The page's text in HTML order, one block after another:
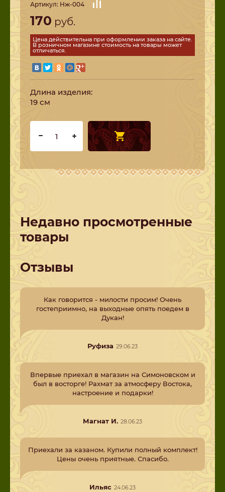
Отзывы
Как говорится - милости просим! Очень
гостеприимно, на выходные опять поедем в
Дукан!
Руфиза 29.06.23
Впервые приехал в магазин на Симоновском и
был в восторге! Рахмат за атмосферу Востока,
настроение и подарки!
Магнат И. 28.06.23
Приехали за казаном. Купили полный комплект!
Цены очень приятные. Спасибо.
Ильяс 24.06.23
Артикул: Нж-004
170 руб.
Цена действительна при оформлении заказа на сайте.
В розничном магазине стоимость на товары может
отличаться.
Длина изделия:
19 см
Недавно просмотренные
товары